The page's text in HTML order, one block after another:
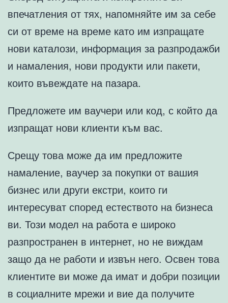
впечатления от тях, напомняйте им за себе
си от време на време като им изпращате
нови каталози, информация за разпродажби
и намаления, нови продукти или пакети,
които въвеждате на пазара.
Предложете им ваучери или код, с който да
изпращат нови клиенти към вас.
Срещу това може да им предложите
намаление, ваучер за покупки от вашия
бизнес или други екстри, които ги
интересуват според естеството на бизнеса
ви. Този модел на работа е широко
разпространен в интернет, но не виждам
защо да не работи и извън него. Освен това
клиентите ви може да имат и добри позиции
в социалните мрежи и вие да получите